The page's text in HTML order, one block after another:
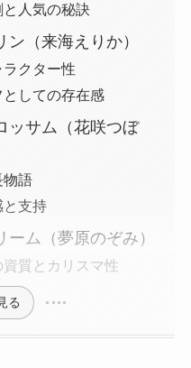
人気の秘訣
（来海えりか）
クター性
しての存在感
ッサム（花咲つぼ
物語
と支持
ム（夢原のぞみ）
質とカリスマ性
る